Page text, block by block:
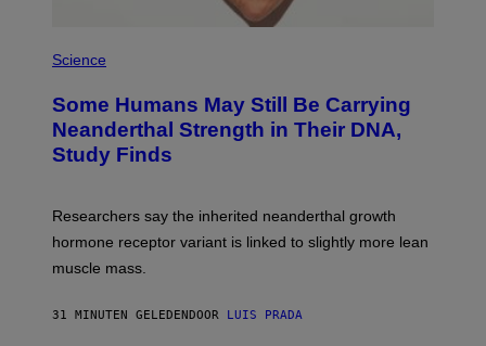
Science
Some Humans May Still Be Carrying
Neanderthal Strength in Their DNA,
Study Finds
Researchers say the inherited neanderthal growth
hormone receptor variant is linked to slightly more lean
muscle mass.
31 MINUTEN GELEDENDOOR LUIS PRADA